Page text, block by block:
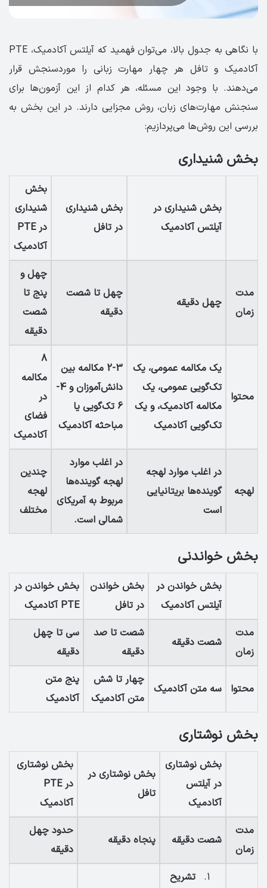
با نگاهی به جدول بالا، می‌توان فهمید که آیلتس آکادمیک، PTE
آکادمیک و تافل هر چهار مهارت زبانی را موردسنجش قرار
می‌دهند. با وجود این مسئله، هر کدام از این آزمون‌ها برای
سنجنش مهارت‌های زبان، روش مجزایی دارند. در این بخش به
بررسی این روش‌ها می‌پردازیم:
بخش شنیداری
بخش شنیداری در
آیلتس آکادمیک
بخش شنیداری
در تافل
بخش
شنیداری
در PTE
آکادمیک
مدت
زمان
چهل دقیقه
چهل تا شصت
دقیقه
چهل و
پنج تا
شصت
دقیقه
محتوا
یک مکالمه عمومی، یک
تک‌گویی عمومی، یک
مکالمه آکادمیک، و یک
تک‌گویی آکادمیک
2-3 مکالمه بین
دانش‌آموزان و 4-
6 تک‌گویی یا
مباحثه آکادمیک
8
مکالمه
در
فضای
آکادمیک
لهجه
در اغلب موارد لهجه
گوینده‌ها بریتانیایی
است
در اغلب موارد
لهجه گوینده‌ها
مربوط به آمریکای
شمالی است.
چندین
لهجه
مختلف
بخش خواندنی
بخش خواندن در
آیلتس آکادمیک
بخش خواندن
در تافل
بخش خواندن در
PTE آکادمیک
مدت
زمان
شصت دقیقه
شصت تا صد
دقیقه
سی تا چهل
دقیقه
محتوا سه متن آکادمیک
چهار تا شش
متن آکادمیک
پنج متن
آکادمیک
بخش نوشتاری
بخش نوشتاری
در آیلتس
آکادمیک
بخش نوشتاری در
تافل
بخش نوشتاری
در PTE
آکادمیک
مدت
زمان
شصت دقیقه پنجاه دقیقه
حدود چهل
دقیقه
تشریح